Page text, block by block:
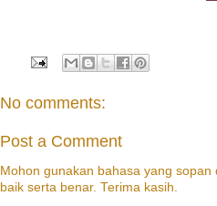
No comments:
Post a Comment
Mohon gunakan bahasa yang
baik serta benar. Terima kasih.